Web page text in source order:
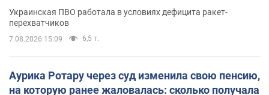
Украинская ПВО работала в условиях дефицита ракет-
перехватчиков
7.08.2026 15:09 6,5 т.
Аурика Ротару через суд изменила свою пенсию,
на которую ранее жаловалась: сколько получала